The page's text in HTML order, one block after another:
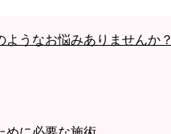
うなお悩みありませんか？